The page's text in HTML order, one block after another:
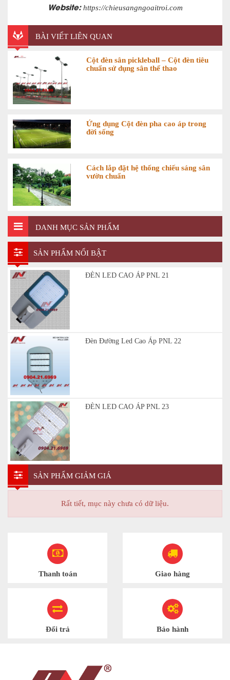
Website:https://chieusangngoaitroi.com
BÀI VIẾT LIÊN QUAN
Cột đèn sân pickleball – Cột đèn tiêu
chuẩn sử dụng sân thể thao
Ứng dụng Cột đèn pha cao áp trong
đời sống
Cách lắp đặt hệ thống chiếu sáng sân
vườn chuẩn
DANH MỤC SẢN PHẨM
SẢN PHẨM NỔI BẬT
ĐÈN LED CAO ÁP PNL 21
Đèn Đường Led Cao Áp PNL 22
ĐÈN LED CAO ÁP PNL 23
SẢN PHẨM GIẢM GIÁ
Rất tiết, mục này chưa có dữ liệu.
Thanh toán Giao hàng
Đổi trả Bảo hành